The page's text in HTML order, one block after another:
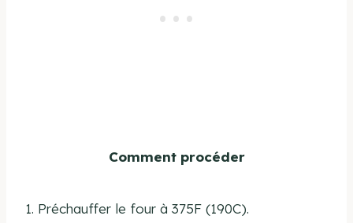
Comment procéder
1. Préchauffer le four à 375F (190C).